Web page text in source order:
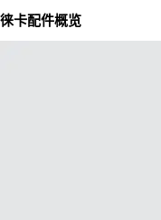
徕卡配件概览